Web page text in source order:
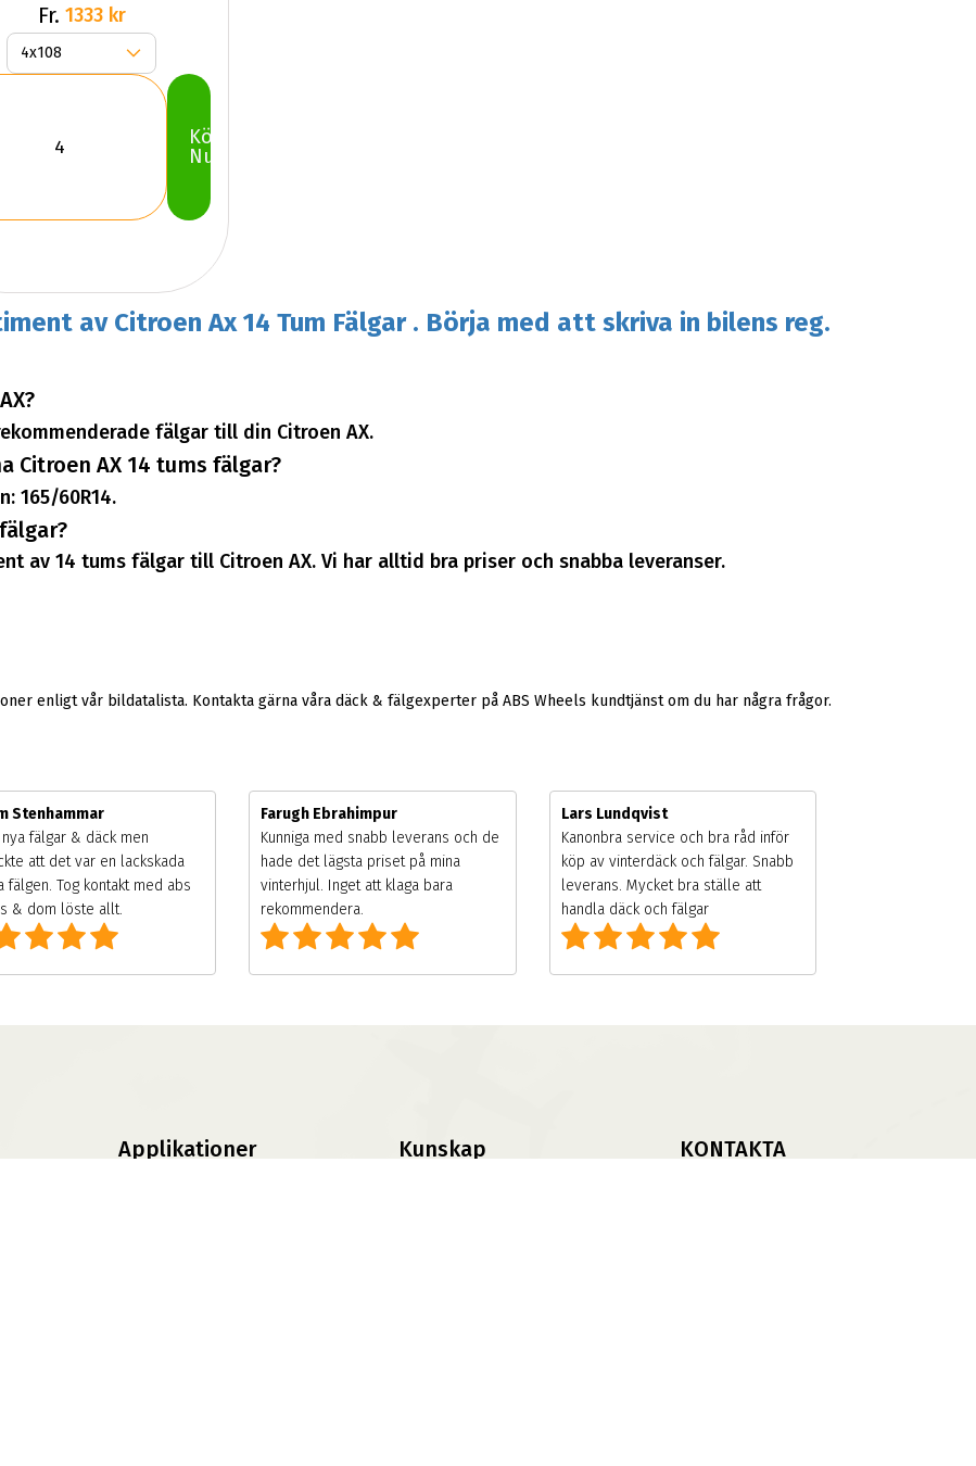
Fr. 1333 kr
Köp
Nu
av Citroen Ax 14 Tum Fälgar . Börja med att skriva in bilens reg.
fälgar till din Citroen AX.
Citroen AX 14 tums fälgar?
165/60R14.
av 14 tums fälgar till Citroen AX. Vi har alltid bra priser och snabba leveranser.
enligt vår bildatalista. Kontakta gärna våra däck & fälgexperter på ABS Wheels kundtjänst om du har några frågor.
Stenhammar
fälgar & däck men
att det var en lackskada
fälgen. Tog kontakt med abs
& dom löste allt.
Farugh Ebrahimpur
Kunniga med snabb leverans och de
hade det lägsta priset på mina
vinterhjul. Inget att klaga bara
rekommendera.
Lars Lundqvist
Kanonbra service och bra råd inför
köp av vinterdäck och fälgar. Snabb
leverans. Mycket bra ställe att
handla däck och fälgar
Applikationer Kunskap KONTAKTA